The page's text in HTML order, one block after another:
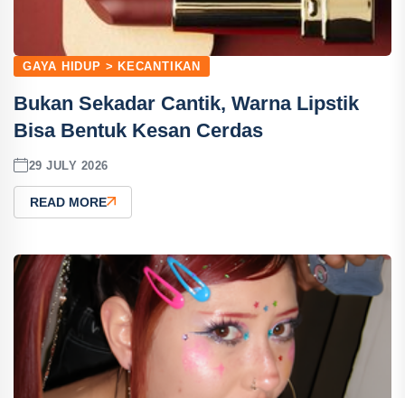
GAYA HIDUP > KECANTIKAN
Bukan Sekadar Cantik, Warna Lipstik
Bisa Bentuk Kesan Cerdas
29 JULY 2026
READ MORE